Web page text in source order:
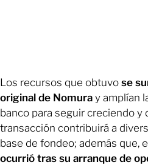
Los recursos que obtuvo se
original de Nomura y amplían
banco para seguir creciendo y
transacción contribuirá a
base de fondeo; además que,
ocurrió tras su arranque de